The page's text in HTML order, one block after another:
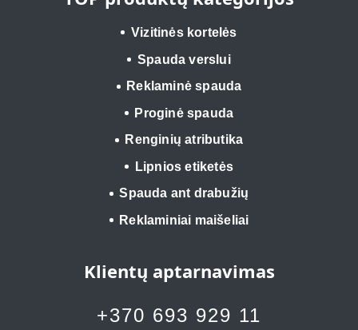
Vizitinės kortelės
Spauda verslui
Reklaminė spauda
Proginė spauda
Renginių atributika
Lipnios etiketės
Spauda ant drabužių
Reklaminiai maišeliai
Klientų aptarnavimas
+370 693 929 11